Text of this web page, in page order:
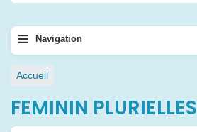
Navigation
principale
≡ Navigation
Fil
Accueil
FEMININ PLURIELLES